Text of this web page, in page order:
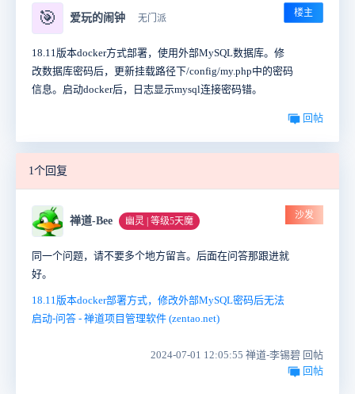
🎯 爱玩的闹钟 无门派 楼主
18.11版本docker方式部署，使用外部MySQL数据库。修
改数据库密码后，更新挂载路径下/config/my.php中的密码
信息。启动docker后，日志显示mysql连接密码错。
回帖
1个回复
禅道-Bee 幽灵 | 等级5天魔
沙发
同一个问题，请不要多个地方留言。后面在问答那跟进就
好。
18.11版本docker部署方式，修改外部MySQL密码后无法
启动-问答 - 禅道项目管理软件 (zentao.net)
2024-07-01 12:05:55 禅道-李锡碧 回帖
回帖